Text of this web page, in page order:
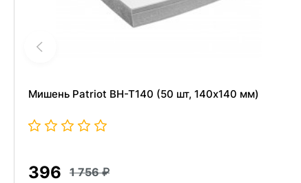
Мишень Patriot BH-T140 (50 шт, 140x140 мм)
396 1 756